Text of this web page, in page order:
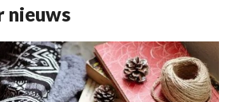
nieuws